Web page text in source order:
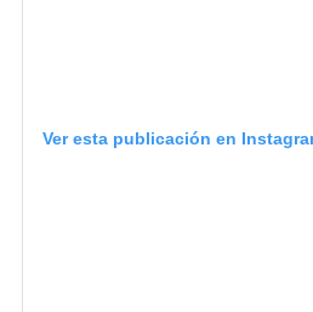
Ver esta publicación en